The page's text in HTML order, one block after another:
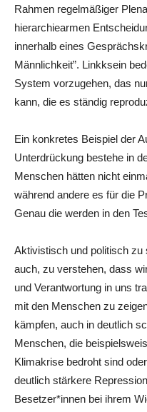
Rahmen regelmäßiger
hierarchiearmen
innerhalb eines
Männlichkeit”. Linkksein
System vorzugehen, das
kann, die es ständig
Ein konkretes Beispiel der
Unterdrückung bestehe in
Menschen hätten nicht
während andere es für die
Genau die werden in den
Aktivistisch und politisch zu
auch, zu verstehen, dass
und Verantwortung in uns
mit den Menschen zu
kämpfen, auch in deutlich
Menschen, die
Klimakrise bedroht sind
deutlich stärkere
Besetzer*innen bei ihrem